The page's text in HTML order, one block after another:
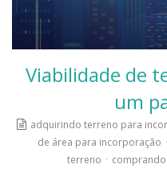
Viabilidade de
um
adquirindo terreno para
de área para incorporação ·
terreno ·